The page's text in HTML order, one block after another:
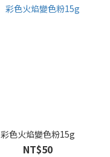
彩色火焰變色粉15g
NT$50